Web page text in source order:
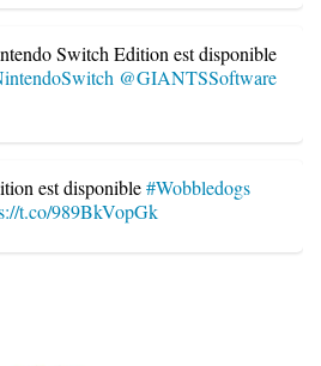
Switch Edition est disponible
@GIANTSSoftware
est disponible#Wobbledogs
t.co/989BkVopGk